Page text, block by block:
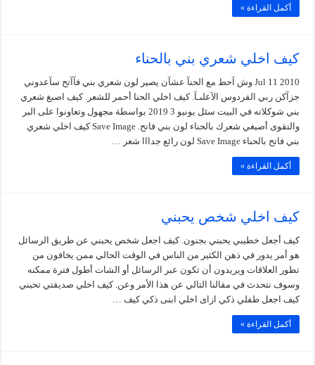
أكمل القراءة »
كيف اخلي شعري بني بالحناء
Jul 11 2010 وش آحط مع الحنآ عشآن يصير لون شعري بني فآآتح سآعدوني
جزآكن ربي الفردوس الآعلىـآ. كيف اخلي الحنا أحمر للشعر. كيف اصبغ شعري
بني شوكلاته في البيت سئل يونيو 3 2019 بواسطة مجهول وتعاونوا على البر
والتقوى أصبغي شعرك بالحناء لون بني فاتح. Save Image كيف اخلي شعري
بني فاتح بالحناء Save Image لون رائع جدااا شعر …
أكمل القراءة »
كيف اخلي شخص يحبني
كيف أجعل خطيبي يحبني بجنون. كيف اجعل شخص يحبني عن طريق الرسائل
هو أمر يدور في ذهن الكثير من الناس في الوقت الحالي ممن يخافون من
تطور العلاقات ويريدون أن تكون عبر الرسائل أو الشات أطول فترة ممكنه
وسوف نتحدث في مقالنا التالي عن هذا الأمر وعن. كيف اخلي صديقتي تحبني
كيف اجعل طفلي ذكي ازاى اخلي ابنى ذكي كيف …
أكمل القراءة »